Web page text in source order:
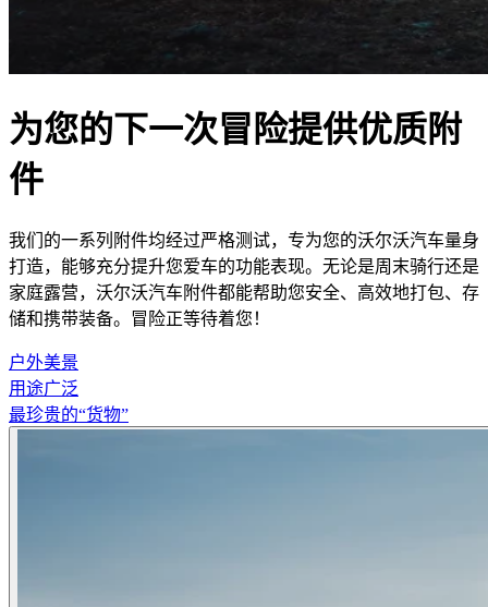
为您的下一次冒险提供优质附
件
我们的一系列附件均经过严格测试，专为您的沃尔沃汽车量身
打造，能够充分提升您爱车的功能表现。无论是周末骑行还是
家庭露营，沃尔沃汽车附件都能帮助您安全、高效地打包、存
储和携带装备。冒险正等待着您！
户外美景
用途广泛
最珍贵的“货物”